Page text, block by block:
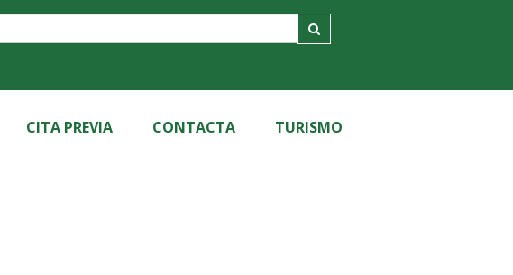
CITA PREVIA CONTACTA TURISMO